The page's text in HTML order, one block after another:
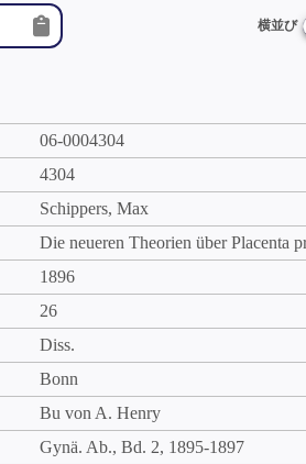
横並び
06-0004304
4304
Schippers, Max
Die neueren Theorien über Placenta
1896
26
Diss.
Bonn
Bu von A. Henry
Gynä. Ab., Bd. 2, 1895-1897